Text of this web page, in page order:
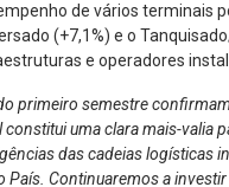
de vários terminais
(+7,1%) e o
e operadores
primeiro semestre
uma clara mais-valia
das cadeias logísticas
Continuaremos a